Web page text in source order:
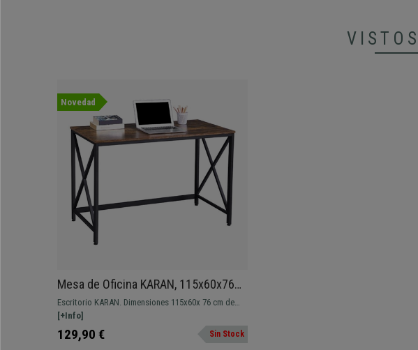
VISTOS
Novedad
Mesa de Oficina KARAN, 115x60x76
cm, Diseño moderno y minimalista, en
Metal y Madera color Nogal
Escritorio KARAN. Dimensiones 115x60x 76 cm de
altura Robusta estructura de metal con amplia
superficie de trabajo de madera.
[+Info]
129,90 € Sin Stock